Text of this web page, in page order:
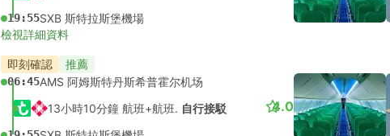
19:55SXB 斯特拉斯堡機場
檢視詳細資料
即刻確認 推薦
06:45AMS 阿姆斯特丹斯希普霍尔机场
13小時10分鐘 航班+航班. 自行接駁 4.0